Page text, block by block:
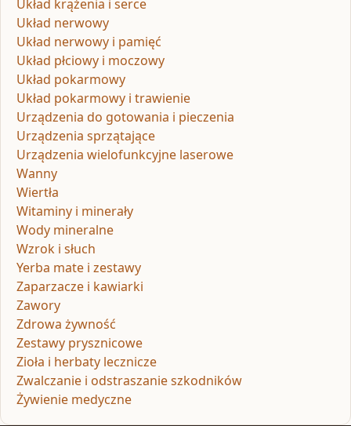
Układ krążenia i serce
Układ nerwowy
Układ nerwowy i pamięć
Układ płciowy i moczowy
Układ pokarmowy
Układ pokarmowy i trawienie
Urządzenia do gotowania i pieczenia
Urządzenia sprzątające
Urządzenia wielofunkcyjne laserowe
Wanny
Wiertła
Witaminy i minerały
Wody mineralne
Wzrok i słuch
Yerba mate i zestawy
Zaparzacze i kawiarki
Zawory
Zdrowa żywność
Zestawy prysznicowe
Zioła i herbaty lecznicze
Zwalczanie i odstraszanie szkodników
Żywienie medyczne